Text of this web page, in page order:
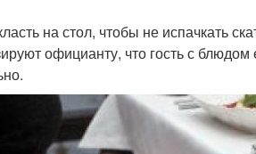
на стол, чтобы не испачкать
официанту, что гость с